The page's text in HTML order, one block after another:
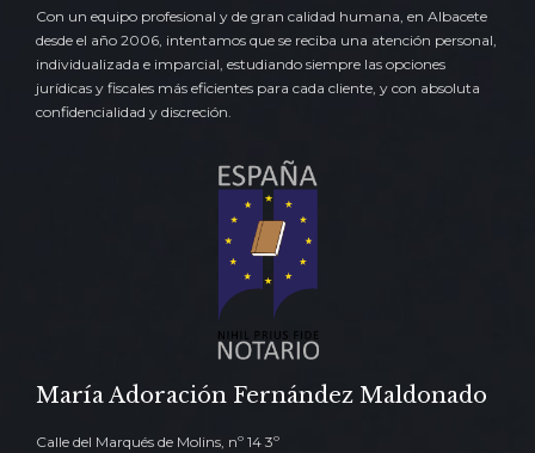
Con un equipo profesional y de gran calidad humana, en Albacete
desde el año 2006, intentamos que se reciba una atención personal,
individualizada e imparcial, estudiando siempre las opciones
jurídicas y fiscales más eficientes para cada cliente, y con absoluta
confidencialidad y discreción.
María Adoración Fernández Maldonado
Calle del Marqués de Molins, nº 14 3º